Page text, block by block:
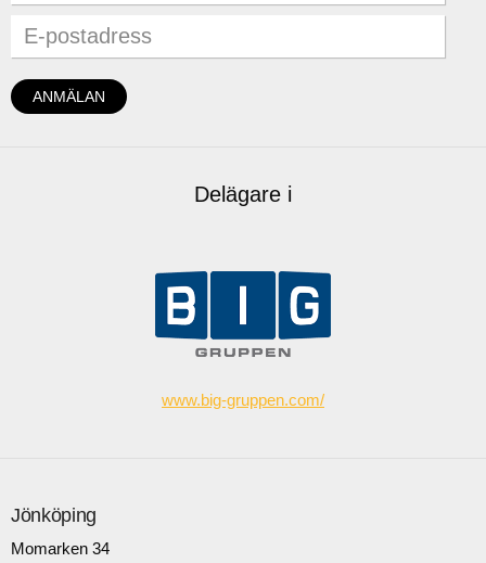
Delägare i
www.big-gruppen.com/
Jönköping
Momarken 34